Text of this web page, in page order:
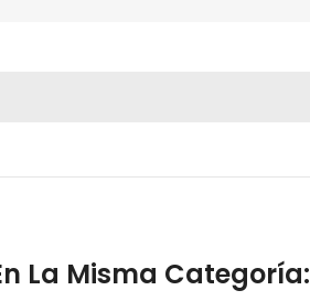
La Misma Categoría: